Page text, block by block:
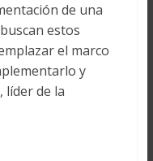
de una
estos
el marco
y
líder de la